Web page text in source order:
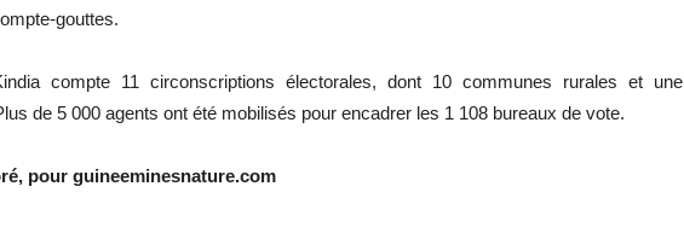
gouttes.
compte 11 circonscriptions électorales, dont 10 communes rurales et une
de 5 000 agents ont été mobilisés pour encadrer les 1 108 bureaux de vote.
pour guineeminesnature.com